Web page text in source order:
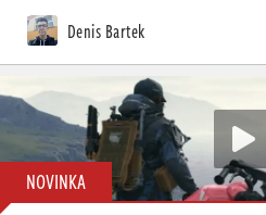
Denis Bartek
NOVINKA